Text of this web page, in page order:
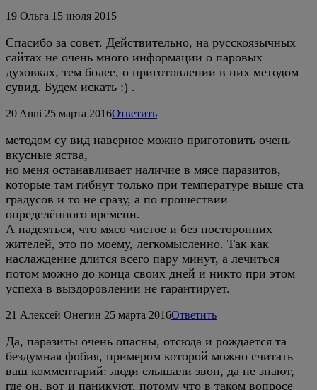
19 Ольга 15 июля 2015
Спасибо за совет. Действительно, на русскоязычных
сайтах не очень много информации о паровых
духовках, тем более, о приготовлении в них методом
сувид. Будем искать :) .
20Anni 25 марта 2016Ответить
методом су вид наверное можно приготовить очень
вкусные яства,
но меня останавливает наличие в мясе паразитов,
которые там гибнут только при температуре выше ста
градусов и то не сразу, а по прошествии
определённого времени.
А надеяться, что мясо чистое и без посторонних
жителей, это по моему, легкомысленно. Так как
наслаждение длится всего пару минут, а лечиться
потом можно до конца своих дней и никто при этом
успеха в выздоровлении не гарантирует.
21 Алексей Онегин 25 марта 2016Ответить
Да, паразиты очень опасны, отсюда и рождается та
бездумная фобия, примером которой можно считать
ваш комментарий: люди слышали звон, да не знают,
где он, вот и паникуют, потому что в таком вопросе